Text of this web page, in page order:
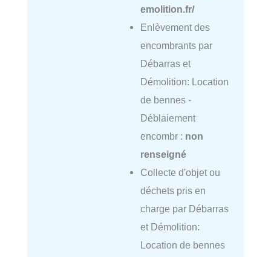
emolition.fr/
Enlèvement des
encombrants par
Débarras et
Démolition: Location
de bennes -
Déblaiement
encombr : non
renseigné
Collecte d'objet ou
déchets pris en
charge par Débarras
et Démolition:
Location de bennes